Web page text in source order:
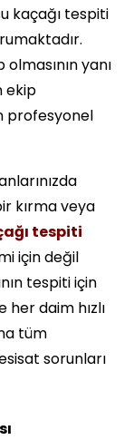
kaçağı tespiti
yanı
ekip
profesyonel
kırma veya
tespiti
için değil
tespiti için
her daim hızlı
tüm
sorunları